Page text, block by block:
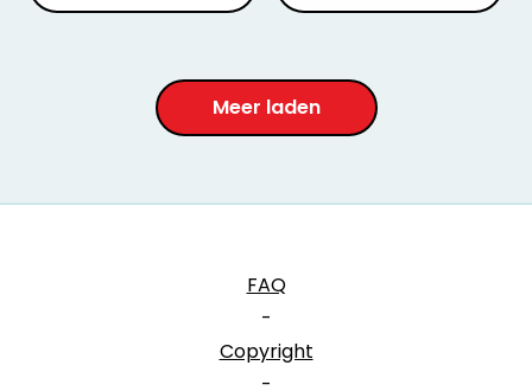
Meer laden
FAQ
-
Copyright
-